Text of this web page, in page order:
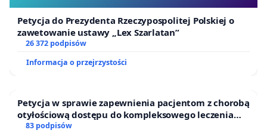
Petycja do Prezydenta Rzeczypospolitej Polskiej o
zawetowanie ustawy „Lex Szarlatan”
26 372 podpisów
Informacja o przejrzystości
Petycja w sprawie zapewnienia pacjentom z chorobą
otyłościową dostępu do kompleksowego leczenia
oraz programów profilaktycznych.
83 podpisów